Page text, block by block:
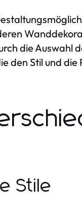
die Auswahl
den Stil und die
Stile